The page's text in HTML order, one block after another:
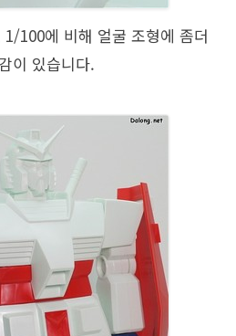
100에 비해 얼굴 조형에 좀더
이 있습니다.